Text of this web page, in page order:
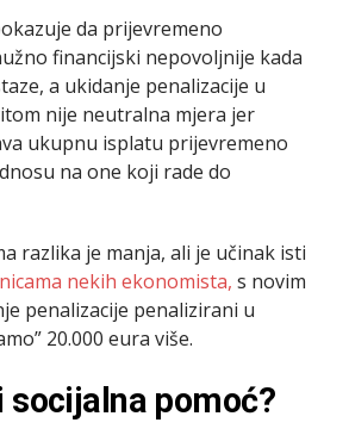
da prijevremeno
financijski nepovoljnije kada
a ukidanje penalizacije u
nije neutralna mjera jer
ukupnu isplatu prijevremeno
na one koji rade do
razlika je manja, ali je učinak isti
nekih ekonomista, s novim
penalizacije penalizirani u
20.000 eura više.
socijalna pomoć?